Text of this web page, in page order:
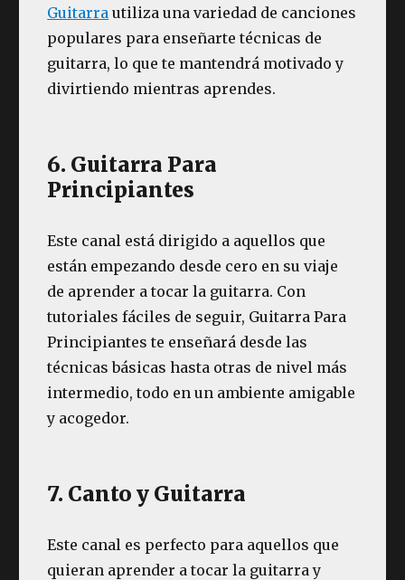
Guitarra utiliza una variedad de canciones
populares para enseñarte técnicas de
guitarra, lo que te mantendrá motivado y
divirtiendo mientras aprendes.
6. Guitarra Para
Principiantes
Este canal está dirigido a aquellos que
están empezando desde cero en su viaje
de aprender a tocar la guitarra. Con
tutoriales fáciles de seguir, Guitarra Para
Principiantes te enseñará desde las
técnicas básicas hasta otras de nivel más
intermedio, todo en un ambiente amigable
y acogedor.
7. Canto y Guitarra
Este canal es perfecto para aquellos que
quieran aprender a tocar la guitarra y